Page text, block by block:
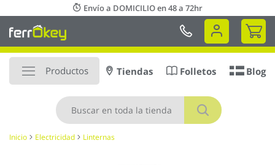
al
contenido
Envío a DOMICILIO en 48 a 72hr
Mi
Productos
Buscar
Tiendas Folletos Blog
Inicio Electricidad Linternas